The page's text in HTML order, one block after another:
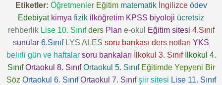
Etiketler: Öğretmenler Eğitim matematik İngilizce ödev
Edebiyat kimya fizik ilköğretim KPSS biyoloji ücretsiz
rehberlik Lise 10. Sınıf ders Plan e-okul Eğitim sitesi 4.Sınıf
sunular 6.Sınıf LYS ALES soru bankası ders notları YKS
belirli gün ve haftalar soru bankaları İlkokul 3. Sınıf
İlkokul 4.
Sınıf Ortaokul 8. Sınıf Ortaokul 5. Sınıf Eğitimde Yepyeni Bir
Söz Ortaokul 6. Sınıf Ortaokul 7. Sınıf şiir sitesi Lise 11. Sınıf